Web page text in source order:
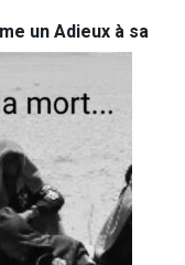
un Adieux à sa